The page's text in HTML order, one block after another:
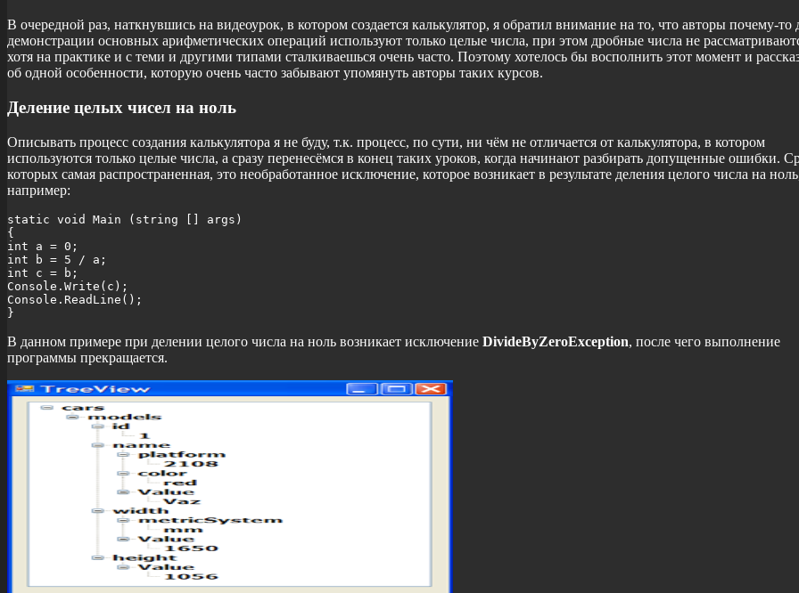
В очередной раз, наткнувшись на видеоурок, в котором создается калькулятор, я обратил внимание на то, что авторы почему-то
демонстрации основных арифметических операций используют только целые числа, при этом дробные числа не
хотя на практике и с теми и другими типами сталкиваешься очень часто. Поэтому хотелось бы восполнить этот момент и
об одной особенности, которую очень часто забывают упомянуть авторы таких курсов.
Деление целых чисел на ноль
Описывать процесс создания калькулятора я не буду, т.к. процесс, по сути, ни чём не отличается от калькулятора, в котором
используются только целые числа, а сразу перенесёмся в конец таких уроков, когда начинают разбирать допущенные ошибки.
которых самая распространенная, это необработанное исключение, которое возникает в результате деления целого числа на
например:
static void Main (string [] args)
{
int a = 0;
int b = 5 / a;
int c = b;
Console.Write(c);
Console.ReadLine();
}
В данном примере при делении целого числа на ноль возникает исключение DivideByZeroException, после чего выполнение
программы прекращается.